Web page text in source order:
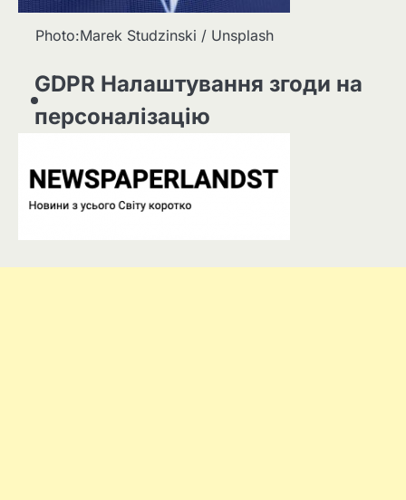
Photo:Marek Studzinski / Unsplash
GDPR Налаштування згоди на
персоналізацію